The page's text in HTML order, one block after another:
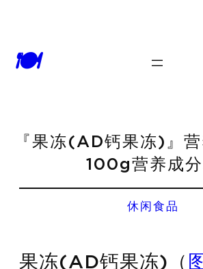
🍽
『果冻(AD钙果冻)』
100g营养成
休闲食品
果冻(AD钙果冻)（